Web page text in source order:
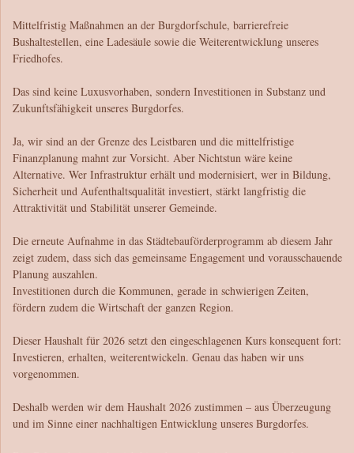
Mittelfristig Maßnahmen an der Burgdorfschule, barrierefreie
Bushaltestellen, eine Ladesäule sowie die Weiterentwicklung unseres
Friedhofes.
Das sind keine Luxusvorhaben, sondern Investitionen in Substanz und
Zukunftsfähigkeit unseres Burgdorfes.
Ja, wir sind an der Grenze des Leistbaren und die mittelfristige
Finanzplanung mahnt zur Vorsicht. Aber Nichtstun wäre keine
Alternative. Wer Infrastruktur erhält und modernisiert, wer in Bildung,
Sicherheit und Aufenthaltsqualität investiert, stärkt langfristig die
Attraktivität und Stabilität unserer Gemeinde.
Die erneute Aufnahme in das Städtebauförderprogramm ab diesem Jahr
zeigt zudem, dass sich das gemeinsame Engagement und vorausschauende
Planung auszahlen.
Investitionen durch die Kommunen, gerade in schwierigen Zeiten,
fördern zudem die Wirtschaft der ganzen Region.
Dieser Haushalt für 2026 setzt den eingeschlagenen Kurs konsequent fort:
Investieren, erhalten, weiterentwickeln. Genau das haben wir uns
vorgenommen.
Deshalb werden wir dem Haushalt 2026 zustimmen – aus Überzeugung
und im Sinne einer nachhaltigen Entwicklung unseres Burgdorfes.